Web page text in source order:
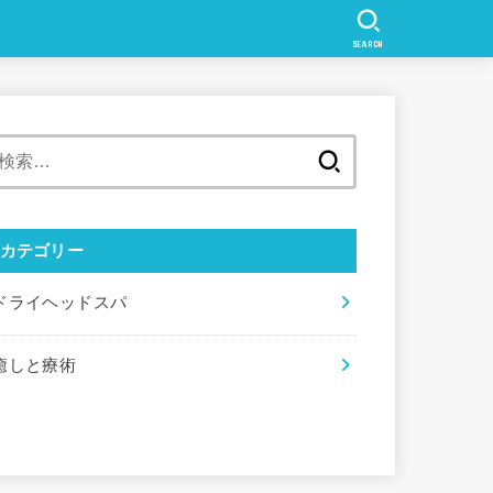
SEARCH
カテゴリー
ライヘッドスパ
しと療術